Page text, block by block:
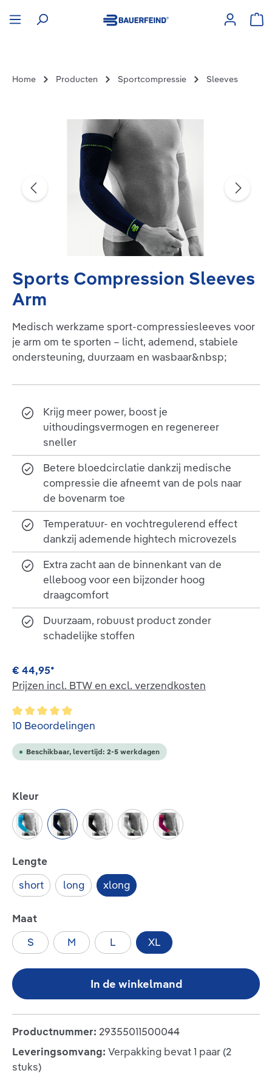
Home Producten Sportcompressie Sleeves
Afbeeldingengalerij overslaan
Sports Compression Sleeves
Arm
Medisch werkzame sport-compressiesleeves voor
je arm om te sporten – licht, ademend, stabiele
ondersteuning, duurzaam en wasbaar&nbsp;
Krijg meer power, boost je
uithoudingsvermogen en regenereer
sneller
Betere bloedcirclatie dankzij medische
compressie die afneemt van de pols naar
de bovenarm toe
Temperatuur- en vochtregulerend effect
dankzij ademende hightech microvezels
Extra zacht aan de binnenkant van de
elleboog voor een bijzonder hoog
draagcomfort
Duurzaam, robuust product zonder
schadelijke stoffen
€ 44,95*
Prijzen incl. BTW en excl. verzendkosten
Gemiddelde waardering van 5 van 5 sterren
10 Beoordelingen
Beschikbaar, levertijd: 2-5 werkdagen
Selecteer
Kleur
rivera navy black white pink
Selecteer
Lengte
short
long xlong
Selecteer
Maat
S
M L XL
In de winkelmand
Productnummer: 29355011500044
Leveringsomvang: Verpakking bevat 1 paar (2
stuks)